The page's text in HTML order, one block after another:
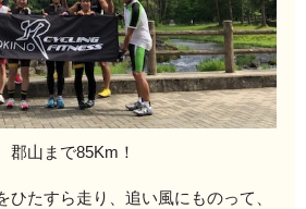
郡山まで85Km！
ひたすら走り、追い風にものって、